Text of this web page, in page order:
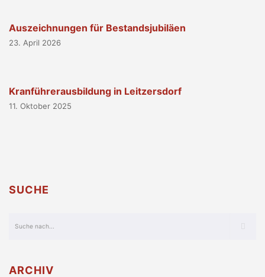
Auszeichnungen für Bestandsjubiläen
23. April 2026
Kranführerausbildung in Leitzersdorf
11. Oktober 2025
SUCHE
ARCHIV